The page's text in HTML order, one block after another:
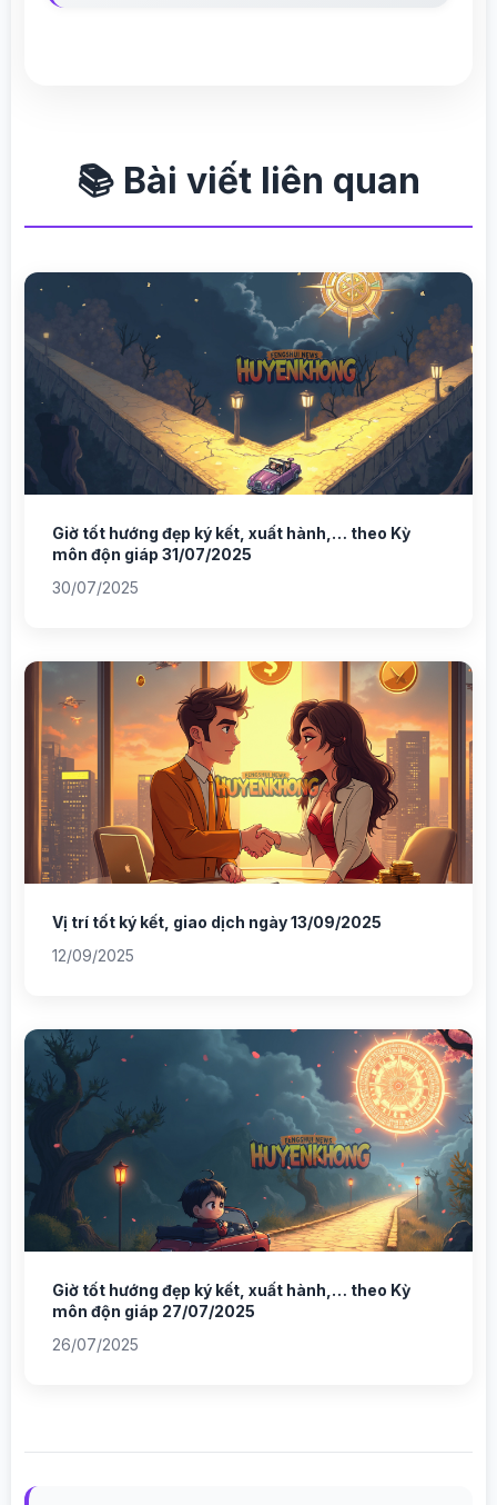
📚 Bài viết liên quan
Giờ tốt hướng đẹp ký kết, xuất hành,… theo Kỳ
môn độn giáp 31/07/2025
30/07/2025
Vị trí tốt ký kết, giao dịch ngày 13/09/2025
12/09/2025
Giờ tốt hướng đẹp ký kết, xuất hành,… theo Kỳ
môn độn giáp 27/07/2025
26/07/2025